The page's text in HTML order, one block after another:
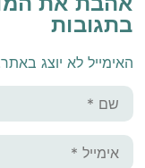
בתגובות
האימייל לא יוצג